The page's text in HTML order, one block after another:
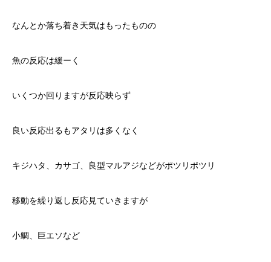
なんとか落ち着き天気はもったものの
魚の反応は緩ーく
いくつか回りますが反応映らず
良い反応出るもアタリは多くなく
キジハタ、カサゴ、良型マルアジなどがポツリポツリ
移動を繰り返し反応見ていきますが
小鯛、巨エソなど